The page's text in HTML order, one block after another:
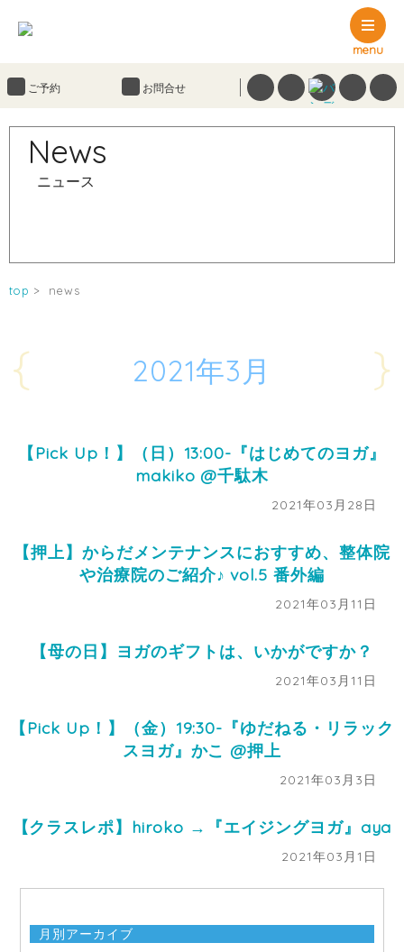
menu
ご予約 お問合せ
News
ニュース
top news
{ 2021年3月 }
【Pick Up！】（日）13:00-『はじめてのヨガ』
makiko @千駄木
2021年03月28日
【押上】からだメンテナンスにおすすめ、整体院
や治療院のご紹介♪ vol.5 番外編
2021年03月11日
【母の日】ヨガのギフトは、いかがですか？
2021年03月11日
【Pick Up！】（金）19:30-『ゆだねる・リラック
スヨガ』かこ @押上
2021年03月3日
【クラスレポ】hiroko →『エイジングヨガ』aya
2021年03月1日
月別アーカイブ